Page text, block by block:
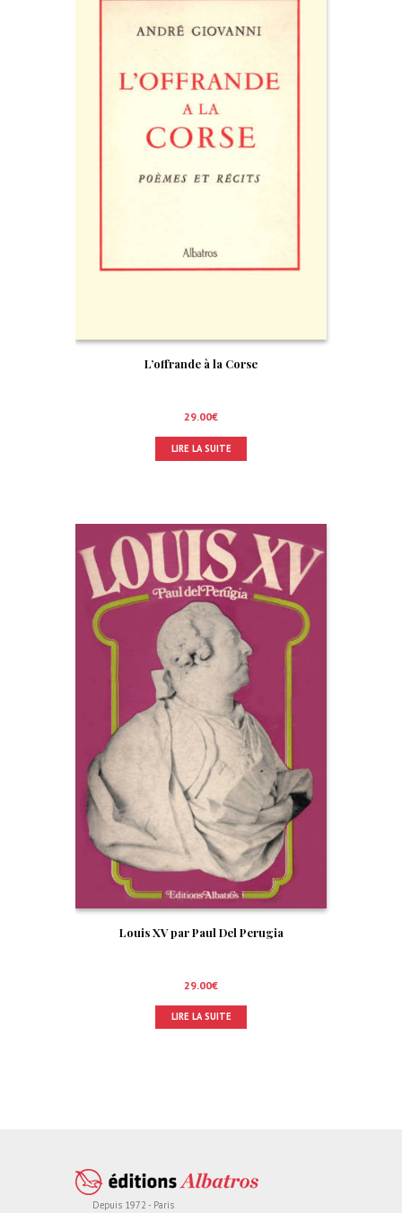
L’offrande à la Corse
29.00€
LIRE LA SUITE
Louis XV par Paul Del Perugia
29.00€
LIRE LA SUITE
Depuis 1972 - Paris